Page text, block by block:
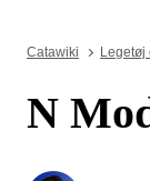
Catawiki Legetøj
N